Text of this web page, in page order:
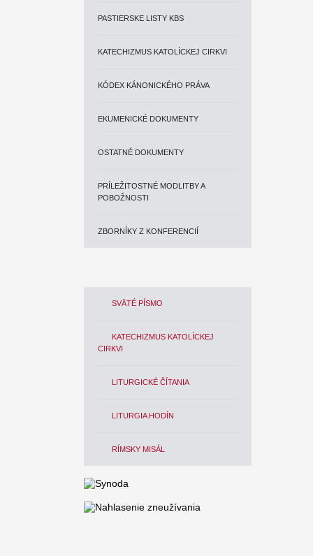
PASTIERSKE LISTY KBS
KATECHIZMUS KATOLÍCKEJ CIRKVI
KÓDEX KÁNONICKÉHO PRÁVA
EKUMENICKÉ DOKUMENTY
OSTATNÉ DOKUMENTY
PRÍLEŽITOSTNÉ MODLITBY A
POBOŽNOSTI
ZBORNÍKY Z KONFERENCIÍ
SVÄTÉ PÍSMO
KATECHIZMUS KATOLÍCKEJ
CIRKVI
LITURGICKÉ ČÍTANIA
LITURGIA HODÍN
RÍMSKY MISÁL